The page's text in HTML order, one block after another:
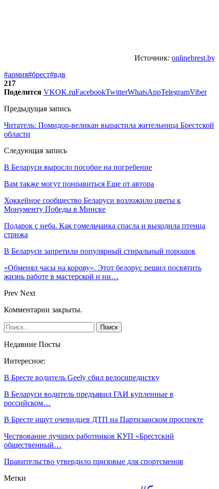
Источник: onlinebrest.by
#армия#брест#вдв
217
Поделится VKOK.ruFacebookTwitterWhatsAppTelegramViber
Предыдущая запись
Читатель: Помидор-великан вырастила жительница Брестской
области
Следующая запись
В Беларуси выросло пособие на погребение
Вам также могут понравиться Еще от автора
Хоккейное сообщество Беларуси возложило цветы к
Монументу Победы в Минске
Подарок с неба. Как гомельчанка спасла и выходила птенца
стрижа
В Беларуси запретили популярный стиральный порошок
«Обменял часы на корову». Этот белорус решил посвятить
жизнь работе в мастерской и ни…
Prev Next
Комментарии закрыты.
Недавние Посты
Интересное:
В Бресте водитель Geely сбил велосипедистку
В Беларуси водитель предъявил ГАИ купленные в
российском…
В Бресте ищут очевидцев ДТП на Партизанском проспекте
Чествование лучших работников КУП «Брестский
общественный…
Правительство утвердило призовые для спортсменов
Метки